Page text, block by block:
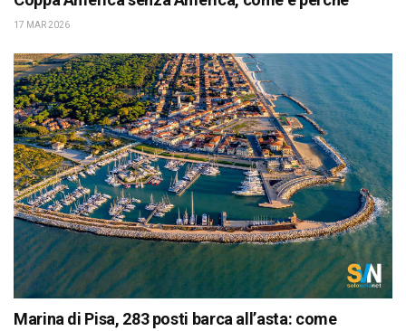
17 MAR 2026
Marina di Pisa, 283 posti barca all’asta: come